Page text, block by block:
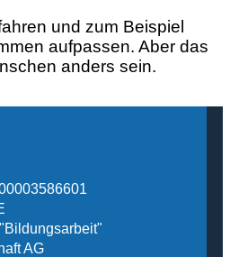
und zum Beispiel
aufpassen. Aber das
anders sein.
AG